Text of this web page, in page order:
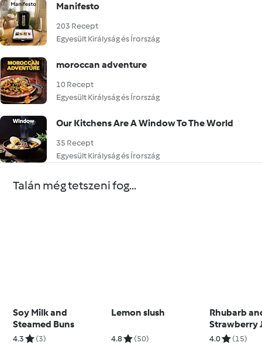
Manifesto
203 Recept
Egyesült Királyság és Írország
moroccan adventure
10 Recept
Egyesült Királyság és Írország
Our Kitchens Are A Window To The World
35 Recept
Egyesült Királyság és Írország
Talán még tetszeni fog...
Soy Milk and
Steamed Buns
4.3 (3)
Lemon slush
4.8 (50)
Rhubarb
Strawberry
4.0 (15)